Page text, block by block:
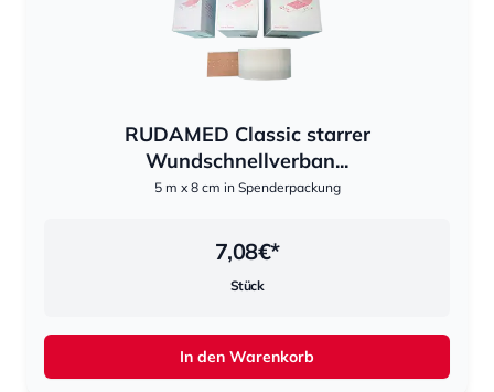
RUDAMED Classic starrer
Wundschnellverban...
5 m x 8 cm in Spenderpackung
7,08€*
Stück
In den Warenkorb